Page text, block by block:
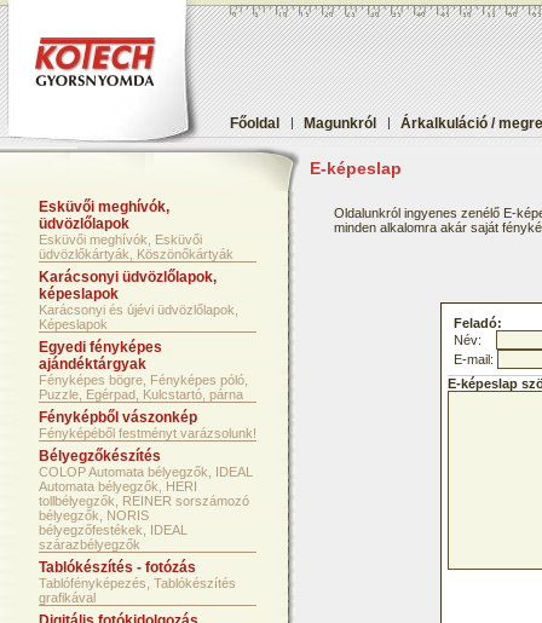
Főoldal | Magunkról | Árkalkuláció /
E-képeslap
Esküvői meghívók,
üdvözlőlapok
Esküvői meghívók, Esküvői
üdvözlőkártyák, Köszönőkártyák
Karácsonyi üdvözlőlapok,
képeslapok
Karácsonyi és újévi üdvözlőlapok,
Képeslapok
Egyedi fényképes
ajándéktárgyak
Fényképes bögre, Fényképes póló,
Puzzle, Egérpad, Kulcstartó, párna
Fényképből vászonkép
Fényképéből festményt varázsolunk!
Bélyegzőkészítés
COLOP Automata bélyegzők, IDEAL
Automata bélyegzők, HERI
tollbélyegzők, REINER sorszámozó
bélyegzők, NORIS
bélyegzőfestékek, IDEAL
szárazbélyegzők
Tablókészítés - fotózás
Tablófényképezés, Tablókészítés
grafikával
Oldalunkról ingyenes zenélő E-
minden alkalomra akár saját
Feladó:
Név:
E-mail:
E-képeslap